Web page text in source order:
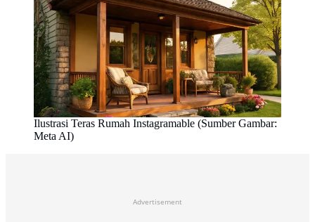
Ilustrasi Teras Rumah Instagramable (Sumber Gambar:
Meta AI)
Advertisement